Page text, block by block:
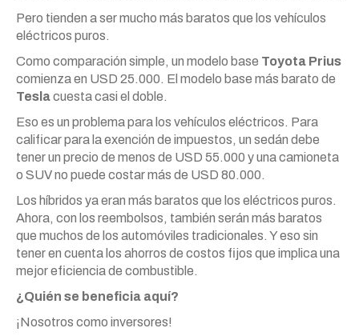
Pero tienden a ser mucho más baratos que los vehículos
eléctricos puros.
Como comparación simple, un modelo base Toyota Prius
comienza en USD 25.000. El modelo base más barato de
Teslacuesta casi el doble.
Eso es un problema para los vehículos eléctricos. Para
calificar para la exención de impuestos, un sedán debe
tener un precio de menos de USD 55.000 y una camioneta
o SUV no puede costar más de USD 80.000.
Los híbridos ya eran más baratos que los eléctricos puros.
Ahora, con los reembolsos, también serán más baratos
que muchos de los automóviles tradicionales. Y eso sin
tener en cuenta los ahorros de costos fijos que implica una
mejor eficiencia de combustible.
¿Quién se beneficia aquí?
¡Nosotros como inversores!